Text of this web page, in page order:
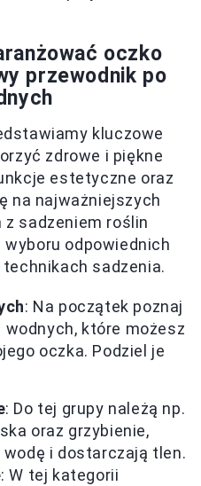
oczko
przewodnik po
kluczowe
zdrowe i piękne
estetyczne oraz
na najważniejszych
sadzeniem roślin
odpowiednich
sadzenia.
: Na początek poznaj
wodnych, które możesz
oczka. Podziel je
: Do tej grupy należą np.
oraz grzybienie,
i dostarczają tlen.
: W tej kategorii